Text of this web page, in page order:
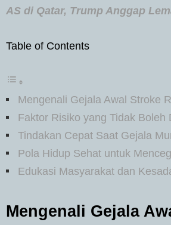
AS di Qatar, Trump Anggap
Table of Contents
Mengenali Gejala Awal Stroke
Faktor Risiko yang Tidak Boleh
Tindakan Cepat Saat Gejala
Pola Hidup Sehat untuk
Edukasi Masyarakat dan
Mengenali Gejala